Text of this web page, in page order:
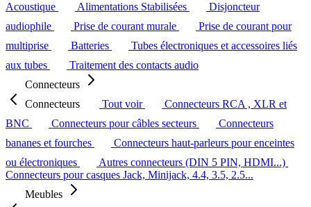
Acoustique
Alimentations Stabilisées
Disjoncteur
audiophile
Prise de courant murale
Prise de courant pour
multiprise
Batteries
Tubes électroniques et accessoires liés
aux tubes
Traitement des contacts audio
Connecteurs
Connecteurs
Tout voir
Connecteurs RCA , XLR et
BNC
Connecteurs pour câbles secteurs
Connecteurs
bananes et fourches
Connecteurs haut-parleurs pour enceintes
ou électroniques
Autres connecteurs (DIN 5 PIN, HDMI...)
Connecteurs pour casques Jack, Minijack, 4.4, 3.5, 2.5...
Meubles